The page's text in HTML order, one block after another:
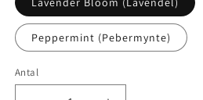
Peppermint (Pebermynte)
Antal